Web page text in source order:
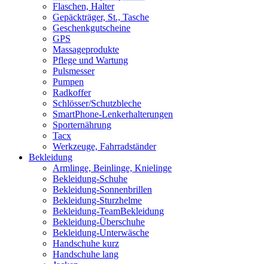
Flaschen, Halter
Gepäckträger, St., Tasche
Geschenkgutscheine
GPS
Massageprodukte
Pflege und Wartung
Pulsmesser
Pumpen
Radkoffer
Schlösser/Schutzbleche
SmartPhone-Lenkerhalterungen
Sporternährung
Tacx
Werkzeuge, Fahrradständer
Bekleidung
Armlinge, Beinlinge, Knielinge
Bekleidung-Schuhe
Bekleidung-Sonnenbrillen
Bekleidung-Sturzhelme
Bekleidung-TeamBekleidung
Bekleidung-Überschuhe
Bekleidung-Unterwäsche
Handschuhe kurz
Handschuhe lang